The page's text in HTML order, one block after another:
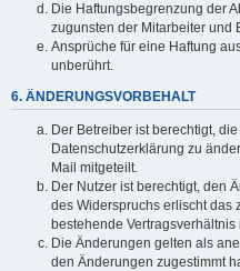
Die Haftungsbegrenzung der
zugunsten der Mitarbeiter und
Ansprüche für eine Haftung
unberührt.
6. ÄNDERUNGSVORBEHALT
Der Betreiber ist berechtigt,
Datenschutzerklärung zu
Mail mitgeteilt.
Der Nutzer ist berechtigt, den
des Widerspruchs erlischt das
bestehende Vertragsverhältnis
Die Änderungen gelten als
den Änderungen zugestimmt